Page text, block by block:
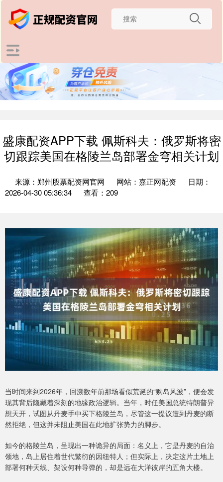
盛康配资APP下载 佩斯科夫：俄罗斯将密
切跟踪美国在格陵兰岛部署金穹相关计划
来源：郑州股票配资网官网 网站：嘉正网配资
日期：
2026-04-30 05:36:34
查看：209
当时间来到2026年，回溯数年前那场看似荒诞的“购岛风波”，便会发
现其背后隐藏着深刻的地缘政治逻辑。当年，时任美国总统特朗普异
想天开，试图从丹麦手中买下格陵兰岛，尽管这一提议遭到丹麦的断
然拒绝，但这并未阻止美国在此地扩张势力的脚步。
如今的格陵兰岛，呈现出一种诡异的局面：名义上，它是丹麦的自治
领地，岛上居住着世代繁衍的因纽特人；但实际上，决定这片土地上
部署何种天线、架设何种导弹的，却是远在大洋彼岸的五角大楼。